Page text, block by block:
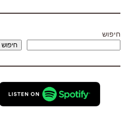
חיפוש
חיפוש